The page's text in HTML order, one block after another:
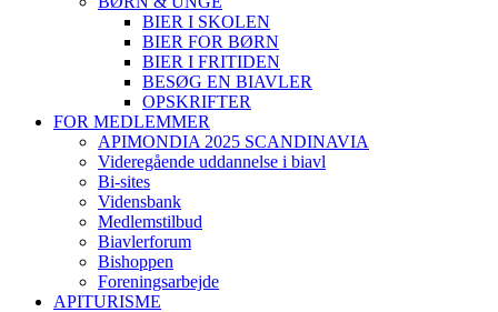
BIER I SKOLEN
BIER FOR BØRN
BIER I FRITIDEN
BESØG EN BIAVLER
OPSKRIFTER
FOR MEDLEMMER
APIMONDIA 2025 SCANDINAVIA
Videregående uddannelse i biavl
Bi-sites
Vidensbank
Medlemstilbud
Biavlerforum
Bishoppen
Foreningsarbejde
APITURISME